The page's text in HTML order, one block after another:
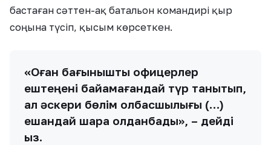
бастаған сәттен-ақ батальон командирі қыр
соңына түсіп, қысым көрсеткен.
«Оған бағынышты офицерлер
ештеңені байқамағандай түр танытып,
ал әскери бөлім қолбасшылығы (…)
ешқандай шара қолданбады», – дейді
қыз.